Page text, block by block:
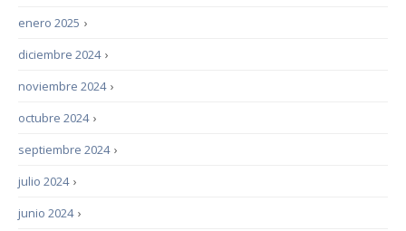
›
enero 2025
›
diciembre 2024
›
noviembre 2024
›
octubre 2024
›
septiembre 2024
›
julio 2024
›
junio 2024